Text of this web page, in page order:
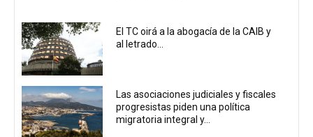
El TC oirá a la abogacía de la CAIB y
al letrado...
Las asociaciones judiciales y fiscales
progresistas piden una política
migratoria integral y...